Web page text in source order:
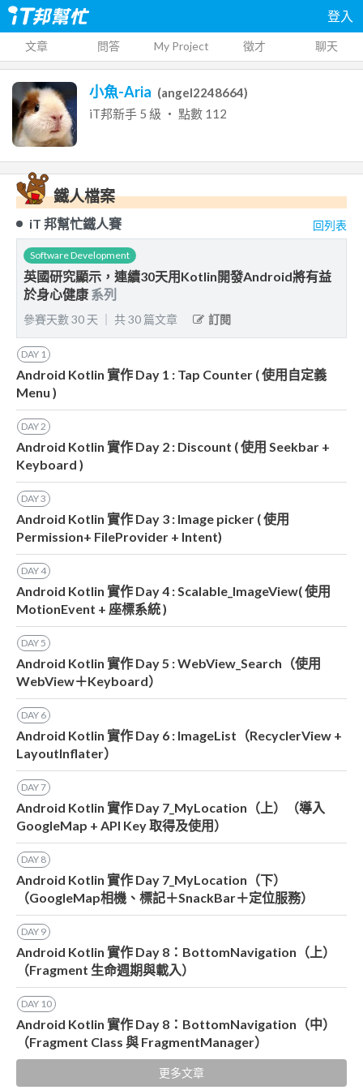
登入
文章 問答 My Project 徵才 聊天
小魚-Aria (angel2248664)
iT邦新手 5 級 ‧ 點數 112
鐵人檔案
iT 邦幫忙鐵人賽 回列表
Software Development
英國研究顯示，連續30天用Kotlin開發Android將有益
於身心健康 系列
參賽天數30 天 共30 篇文章 訂閱
DAY 1
Android Kotlin 實作 Day 1 : Tap Counter ( 使用自定義
Menu )
DAY2
Android Kotlin 實作 Day 2 : Discount ( 使用 Seekbar +
Keyboard )
DAY3
Android Kotlin 實作 Day 3 : Image picker ( 使用
Permission+ FileProvider + Intent)
DAY4
Android Kotlin 實作 Day 4 : Scalable_ImageView( 使用
MotionEvent + 座標系統 )
DAY5
Android Kotlin 實作 Day 5 : WebView_Search（使用
WebView＋Keyboard）
DAY 6
Android Kotlin 實作 Day 6 : ImageList（RecyclerView +
LayoutInflater）
DAY7
Android Kotlin 實作 Day 7_MyLocation（上）（導入
GoogleMap + API Key 取得及使用）
DAY 8
Android Kotlin 實作 Day 7_MyLocation（下）
（GoogleMap相機、標記＋SnackBar＋定位服務）
DAY 9
Android Kotlin 實作 Day 8：BottomNavigation（上）
（Fragment 生命週期與載入）
DAY 10
Android Kotlin 實作 Day 8：BottomNavigation（中）
（Fragment Class 與 FragmentManager）
更多文章